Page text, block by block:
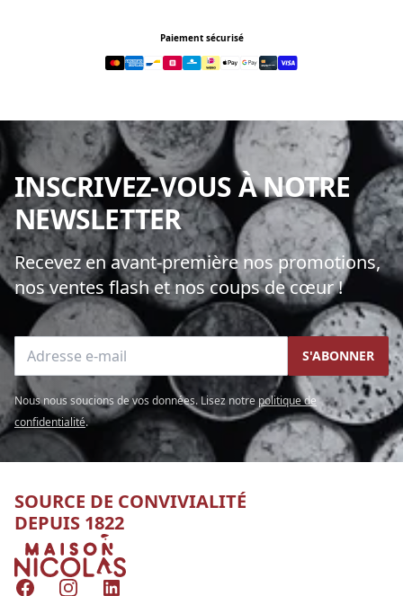
Paiement sécurisé
INSCRIVEZ-VOUS À NOTRE
NEWSLETTER
Recevez en avant-première nos promotions,
nos ventes flash et nos coups de cœur !
Adresse e-mail S'ABONNER
Nous nous soucions de vos données. Lisez notre politique de
confidentialité.
SOURCE DE CONVIVIALITÉ
DEPUIS 1822
Nicolas
FacebookInstagramLinkedIn